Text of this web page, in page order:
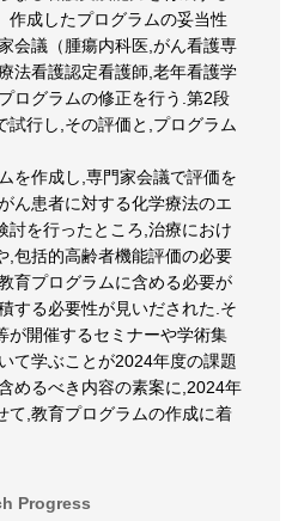
作成したプログラムの妥当性
会議（腫瘍内科医,がん看護専
法看護認定看護師,老年看護学
ログラムの修正を行う.第2段
試行し,その評価と,プログラム
を作成し,専門家会議で評価を
ん患者に対する化学療法のエ
討を行ったところ,治療におけ
,包括的高齢者機能評価の必要
育プログラムに含める必要が
する必要性が見いだされた.そ
が開催するセミナーや学術集
て学ぶことが2024年度の課題
めるべき内容の素案に,2024年
て,教育プログラムの作成に着
Progress